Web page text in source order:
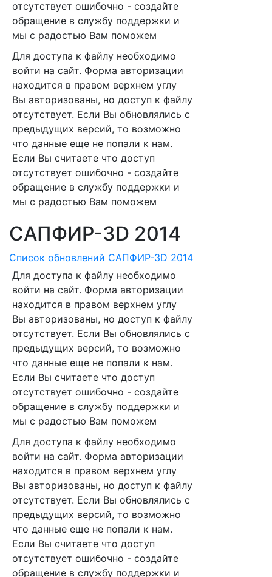
отсутствует ошибочно - создайте
обращение в службу поддержки и
мы с радостью Вам поможем
Для доступа к файлу необходимо
войти на сайт. Форма авторизации
находится в правом верхнем углу
Вы авторизованы, но доступ к файлу
отсутствует. Если Вы обновлялись с
предыдущих версий, то возможно
что данные еще не попали к нам.
Если Вы считаете что доступ
отсутствует ошибочно - создайте
обращение в службу поддержки и
мы с радостью Вам поможем
САПФИР-3D 2014
Список обновлений САПФИР-3D 2014
Для доступа к файлу необходимо
войти на сайт. Форма авторизации
находится в правом верхнем углу
Вы авторизованы, но доступ к файлу
отсутствует. Если Вы обновлялись с
предыдущих версий, то возможно
что данные еще не попали к нам.
Если Вы считаете что доступ
отсутствует ошибочно - создайте
обращение в службу поддержки и
мы с радостью Вам поможем
Для доступа к файлу необходимо
войти на сайт. Форма авторизации
находится в правом верхнем углу
Вы авторизованы, но доступ к файлу
отсутствует. Если Вы обновлялись с
предыдущих версий, то возможно
что данные еще не попали к нам.
Если Вы считаете что доступ
отсутствует ошибочно - создайте
обращение в службу поддержки и